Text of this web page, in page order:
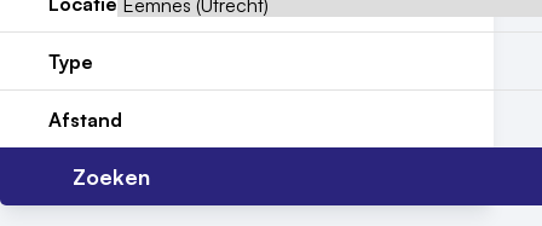
Type
Afstand
Zoeken